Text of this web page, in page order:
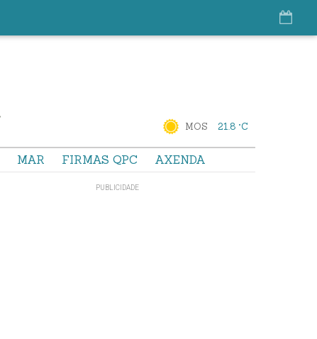
MOS 21.8 °C
MAR FIRMAS QPC AXENDA